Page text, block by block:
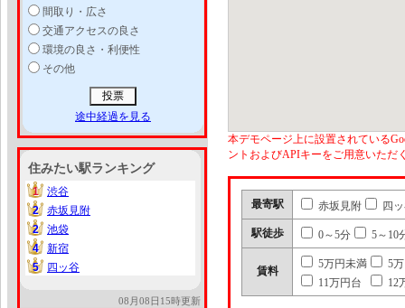
間取り・広さ
交通アクセスの良さ
環境の良さ・利便性
その他
途中経過を見る
住みたい駅ランキング
1
1
渋谷
2
2
赤坂見附
2
2
池袋
4
4
新宿
5
5 四ッ谷
08月08日15時更新
本デモページ上に設置されている
ントおよびAPIキーをご用意いただ
最寄駅 赤坂見附 四
駅徒歩 0～5分 5～10
賃料
5万円未満
5
11万円台
12